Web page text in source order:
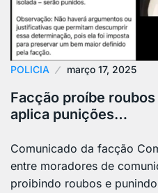
POLICIA março 17, 2025
Facção proíbe
aplica punições…
Comunicado da facção
entre moradores de
proibindo roubos e